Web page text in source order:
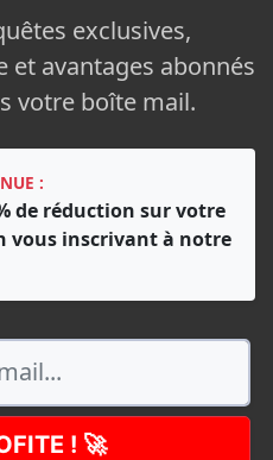
exclusives,
et avantages abonnés
votre boîte mail.
:
de réduction sur votre
vous inscrivant à notre
! 🚀